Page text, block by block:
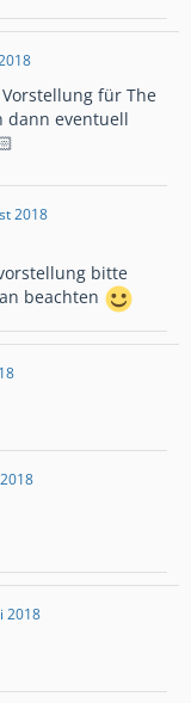
für The
dann eventuell
2018
bitte
beachten
2018